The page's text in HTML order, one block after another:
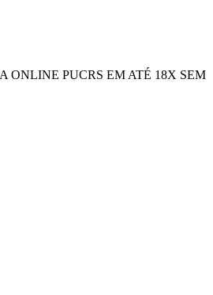
ONLINE PUCRS EM ATÉ 18X SEM